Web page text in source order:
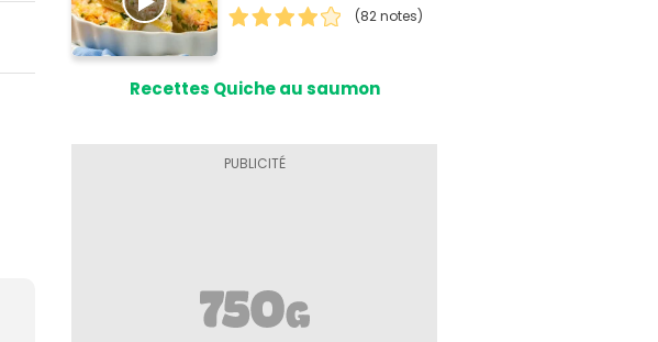
(82 notes)
Recettes Quiche au saumon